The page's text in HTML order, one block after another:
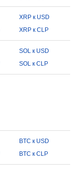
XRP к USD
XRP к CLP
SOL к USD
SOL к CLP
BTC к USD
BTC к CLP